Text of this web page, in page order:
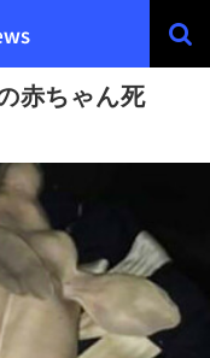
赤ちゃん死